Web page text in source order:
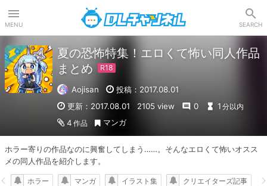
MENU SEARCH
夏の恐怖特集！エロくて怖い同人作品
まとめ
Aojisan
投稿：2017.08.01
更新：2017.08.01
2105 view 0 1 分以内
4 作品 マンガ
ホラー寄りの作品なのに興奮してしまう……。そんなエロくて怖いオスス
メの同人作品を紹介します。
ホラー マンガ イラスト集 クリエイターズ記事